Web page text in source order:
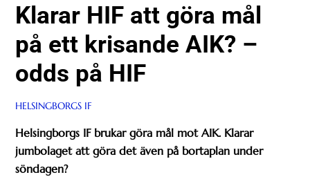
Klarar HIF att göra mål
på ett krisande AIK? –
odds på HIF
HELSINGBORGS IF
Helsingborgs IF brukar göra mål mot AIK. Klarar
jumbolaget att göra det även på bortaplan under
söndagen?